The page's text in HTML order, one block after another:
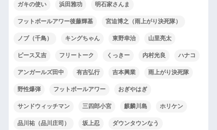
ガキの使い 浜田雅功 明石家さんま
フットボールアワー後藤輝基 宮迫博之（雨上がり決死隊）
ノブ（千鳥） キングちゃん 東野幸治 山里亮太
ピース又吉 フリートーク くっきー 内村光良 ハナコ
アンガールズ田中 有吉弘行 吉本興業 雨上がり決死隊
野性爆弾 フットボールアワー おぎやはぎ
サンドウィッチマン 三四郎小宮 麒麟川島 ホリケン
品川祐（品川庄司） 坂上忍 ダウンタウンなう